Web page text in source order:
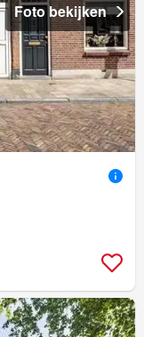
Foto bekijken